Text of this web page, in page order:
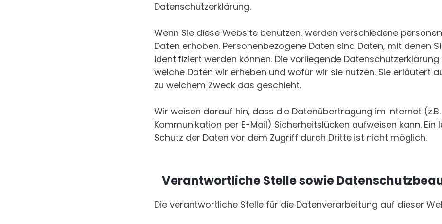
Datenschutzerklärung.
Wenn Sie diese Website benutzen, werden verschiedene
Daten erhoben. Personenbezogene Daten sind Daten, mit denen
identifiziert werden können. Die vorliegende
welche Daten wir erheben und wofür wir sie nutzen. Sie erläutert
zu welchem Zweck das geschieht.
Wir weisen darauf hin, dass die Datenübertragung im Internet
Kommunikation per E-Mail) Sicherheitslücken aufweisen kann. Ein
Schutz der Daten vor dem Zugriff durch Dritte ist nicht möglich.
Verantwortliche Stelle sowie
Die verantwortliche Stelle für die Datenverarbeitung auf dieser